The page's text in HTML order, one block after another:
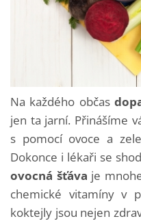
Na každého občas
jen ta jarní. Přinášíme
s pomocí ovoce a
Dokonce i lékaři se
ovocná šťáva je
chemické vitamíny v
koktejly jsou nejen